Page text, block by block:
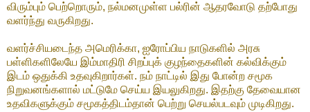
விரும்பும் பெற்றொரும், நல்மனமுள்ள பல்ரின் ஆதரவோடு தற்போது
வளர்ந்து வருகிறது.
வளர்ச்சியடைந்த அமெரிக்கா, ஐரோப்பிய நாடுகளில் அரசு
பள்ளிகளிலேயே இம்மாதிரி சிறப்புக் குழந்தைகளின் கல்விக்கும்
இடம் ஒதுக்கி உதவுகிறார்கள். நம் நாட்டில் இது போன்ற சமூக
நிறுவனங்களால் மட்டுமே செய்ய இயலுகிறது. இதற்கு தேவையான
உதவிகளுக்கும் சமூகத்திடம்தான் பெற்று செயல்படவும் முடிகிறது.